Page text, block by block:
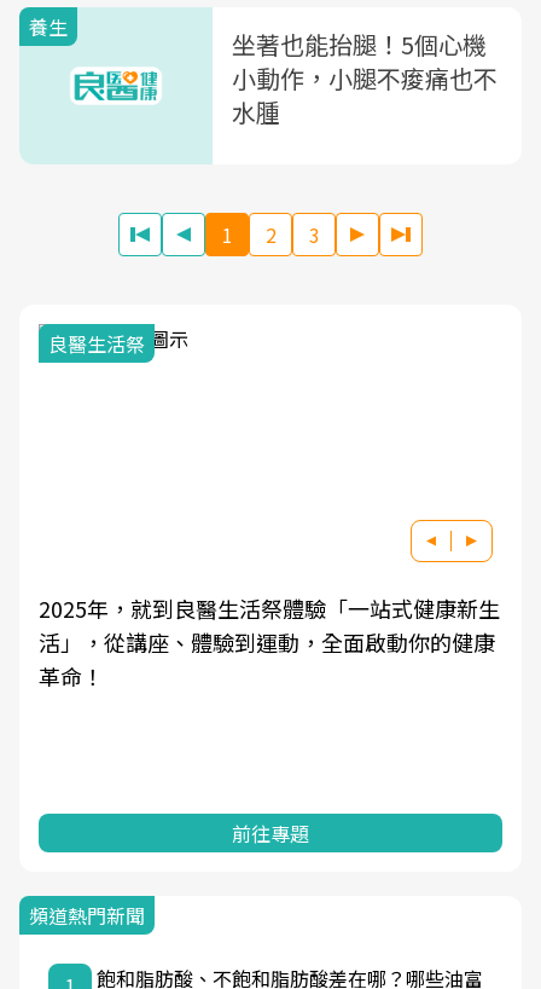
養生
坐著也能抬腿！5個心機
小動作，小腿不痠痛也不
水腫
1 2 3
我與健康韌性的距離
良醫健康網從「換季的身體變化」出發，透過醫
學觀點與日常感受的對話，建立對亞健康的認
知，進而引導實際的改善行動。
前往專題
頻道熱門新聞
飽和脂肪酸、不飽和脂肪酸差在哪？哪些油富